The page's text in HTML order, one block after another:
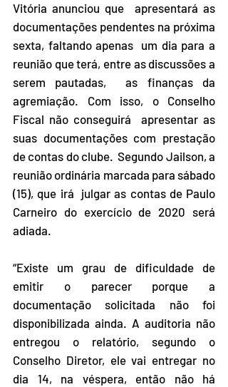
Vitória anunciou que  apresentará as
documentações pendentes na próxima
sexta, faltando apenas  um dia para a
reunião que terá, entre as discussões a
serem pautadas,  as finanças da
agremiação. Com isso, o Conselho
Fiscal não conseguirá  apresentar as
suas documentações com prestação
de contas do clube.  Segundo Jailson, a
reunião ordinária marcada para sábado
(15), que irá  julgar as contas de Paulo
Carneiro do exercício de 2020 será
adiada.
“Existe um grau de dificuldade de
emitir o parecer porque a
documentação solicitada não foi
disponibilizada ainda. A auditoria não
entregou o relatório, segundo o
Conselho Diretor, ele vai entregar no
dia 14, na véspera, então não há